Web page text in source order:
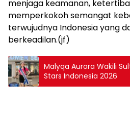
menjaga keamanan,
memperkokoh semangat
terwujudnya Indonesia yang
berkeadilan.(jf)
Malyqa Aurora Wakili
Stars Indonesia 2026